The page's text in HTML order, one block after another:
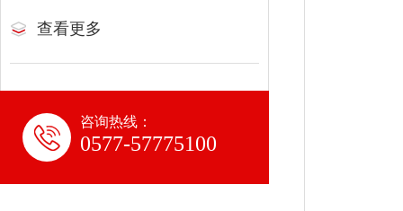
查看更多
咨询热线：
0577-57775100